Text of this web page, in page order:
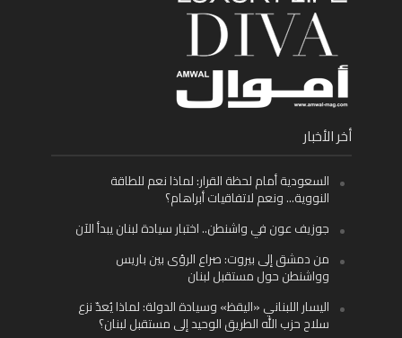
أخر الأخبار
السعودية أمام لحظة القرار: لماذا نعم للطاقة
النووية… ونعم لاتفاقيات أبراهام؟
جوزيف عون في واشنطن.. اختبار سيادة لبنان يبدأ الآن
من دمشق إلى بيروت: صراع الرؤى بين باريس
وواشنطن حول مستقبل لبنان
اليسار اللبناني «اليقظ» وسيادة الدولة: لماذا يُعدّ نزع
سلاح حزب الله الطريق الوحيد إلى مستقبل لبنان؟